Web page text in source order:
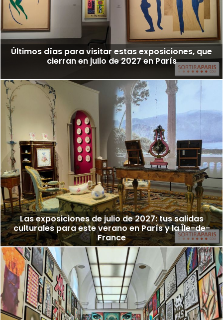
Últimos días para visitar estas exposiciones, que
cierran en julio de 2027 en París
Las exposiciones de julio de 2027: tus salidas
culturales para este verano en París y la Île-de-
France